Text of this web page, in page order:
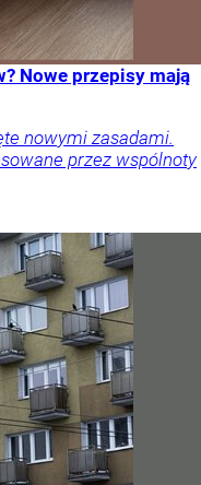
Nowe przepisy mają
nowymi zasadami.
przez wspólnoty